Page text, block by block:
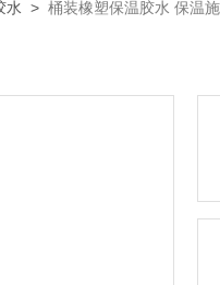
水 > 桶装橡塑保温胶水 保温